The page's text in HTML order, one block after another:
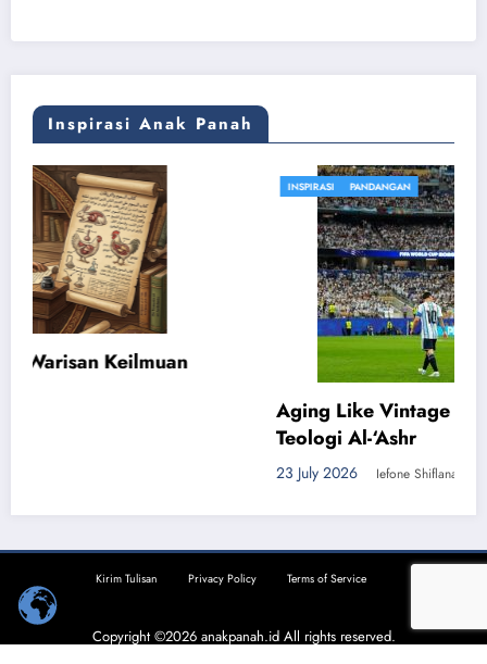
Pengabdian,
Hidup
Inspirasi Anak Panah
INSPIRASI PANDANGAN
Aging Like Vintage Books: Lionel Messi dan
Privacy Policy
Copyright ©2026anakpanah.idAll rights reserved.